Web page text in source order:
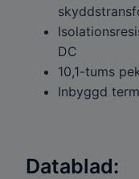
DC
10,1-tums
Inbyggd
Datablad: